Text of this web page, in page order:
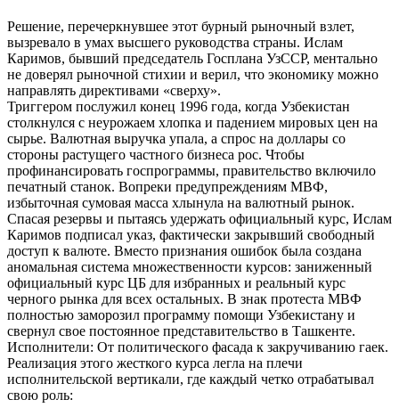
Решение, перечеркнувшее этот бурный рыночный взлет,
вызревало в умах высшего руководства страны. Ислам
Каримов, бывший председатель Госплана УзССР, ментально
не доверял рыночной стихии и верил, что экономику можно
направлять директивами «сверху».
Триггером послужил конец 1996 года, когда Узбекистан
столкнулся с неурожаем хлопка и падением мировых цен на
сырье. Валютная выручка упала, а спрос на доллары со
стороны растущего частного бизнеса рос. Чтобы
профинансировать госпрограммы, правительство включило
печатный станок. Вопреки предупреждениям МВФ,
избыточная сумовая масса хлынула на валютный рынок.
Спасая резервы и пытаясь удержать официальный курс, Ислам
Каримов подписал указ, фактически закрывший свободный
доступ к валюте. Вместо признания ошибок была создана
аномальная система множественности курсов: заниженный
официальный курс ЦБ для избранных и реальный курс
черного рынка для всех остальных. В знак протеста МВФ
полностью заморозил программу помощи Узбекистану и
свернул свое постоянное представительство в Ташкенте.
Исполнители: От политического фасада к закручиванию гаек.
Реализация этого жесткого курса легла на плечи
исполнительской вертикали, где каждый четко отрабатывал
свою роль: